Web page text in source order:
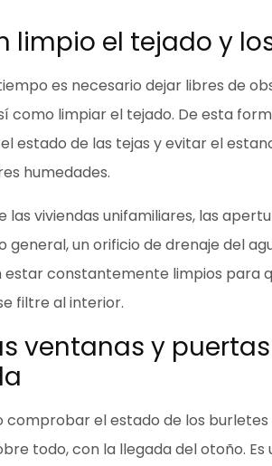
limpio el tejado y
es necesario dejar libres de
como limpiar el tejado. De esta
estado de las tejas y evitar el
humedades.
las viviendas unifamiliares, las
general, unorificio de drenaje del
estar constantemente limpios para
filtre al interior.
ventanas y
comprobar el estado de los burletes
todo,con la llegada del otoño.